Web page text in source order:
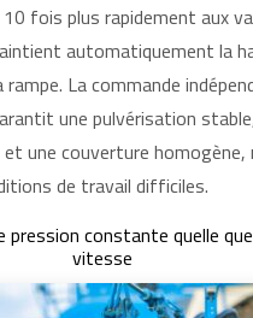
10 fois plus rapidement aux
automatiquement la
La commande
une pulvérisation
une couverture homogène,
de travail difficiles.
pression constante quelle
vitesse